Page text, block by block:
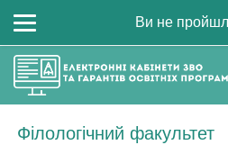
Ви не
Філологічний факультет